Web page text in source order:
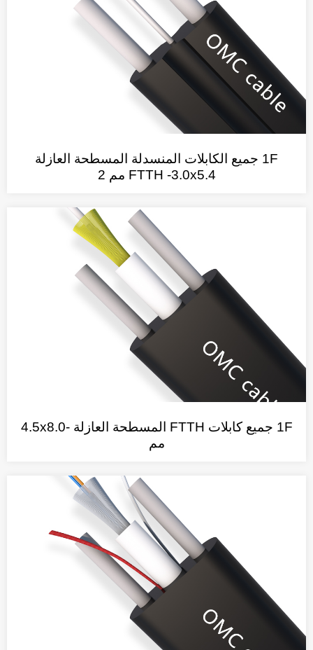
1F جميع الكابلات المنسدلة المسطحة العازلة
FTTH -3.0x5.4 مم 2
1F جميع كابلات FTTH المسطحة العازلة -4.5x8.0
مم